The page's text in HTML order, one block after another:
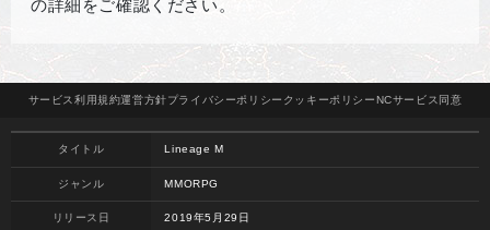
の詳細をご確認ください。
サービス 利用規約運営方針プライバシーポリシー クッキーポリシーNCサービス 同意
タイトル Lineage M
ジャンル MMORPG
リリース日 2019年5月29日